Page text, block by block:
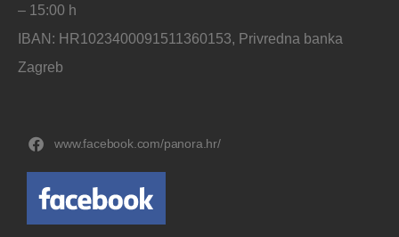
– 15:00 h
IBAN: HR1023400091511360153, Privredna banka
Zagreb
www.facebook.com/panora.hr/